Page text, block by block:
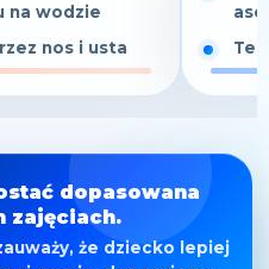
na wodzie
nos i usta
dopasowana
zajęciach.
że dziecko lepiej